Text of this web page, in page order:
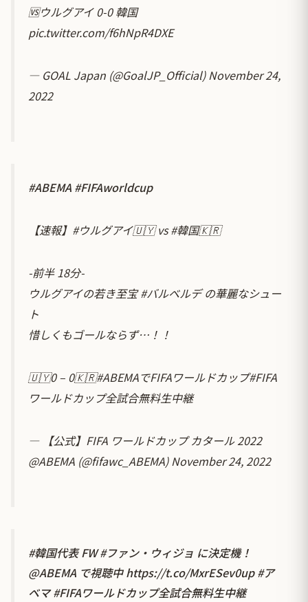
🆚ウルグアイ 0-0 韓国
pic.twitter.com/f6hNpR4DXE
— GOAL Japan (@GoalJP_Official)November 24,
2022
#ABEMA #FIFAworldcup
【速報】 #ウルグアイ🇺🇾 vs#韓国🇰🇷
-前半 18分-
ウルグアイの若き至宝#バルベルデの華麗なシュー
ト
惜しくもゴールならず…！！
🇺🇾0 – 0🇰🇷#ABEMAでFIFAワールドカップ#FIFA
ワールドカップ全試合無料生中継
— 【公式】FIFA ワールドカップ カタール 2022
@ABEMA (@fifawc_ABEMA)November 24, 2022
#韓国代表FW#ファン・ウィジョ に決定機！
@ABEMA で視聴中https://t.co/MxrESev0up #ア
ベマ #FIFAワールドカップ全試合無料生中継